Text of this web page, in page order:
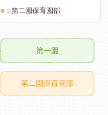
■ ：第二園保育園部